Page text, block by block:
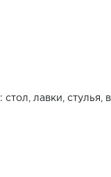
лавки, стулья,